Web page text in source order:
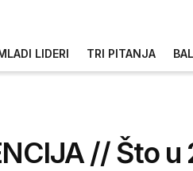
LIDERI TRI PITANJA
// Što